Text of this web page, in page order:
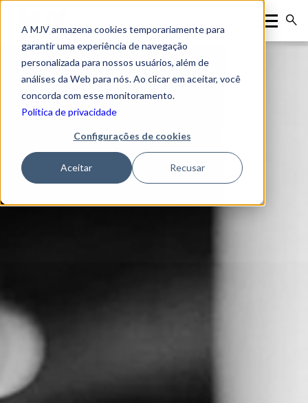
A MJV armazena cookies temporariamente para
garantir uma experiência de navegação
personalizada para nossos usuários, além de
análises da Web para nós. Ao clicar em aceitar, você
concorda com esse monitoramento.
Política de privacidade
Configurações de cookies
Aceitar Recusar